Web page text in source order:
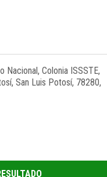
Nacional, Colonia ISSSTE,
San Luis Potosí, 78280,